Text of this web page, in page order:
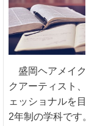
盛岡ヘアメイ
クアーティスト
ェッショナルを
2年制の学科です